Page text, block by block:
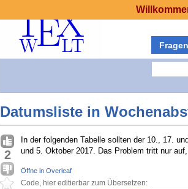
Fragen
Datumsliste in
2
In der folgenden Tabelle sollten der 10., 17.
und 5. Oktober 2017. Das Problem tritt nur
Öffne in Overleaf
Code, hier editierbar zum Übersetzen: